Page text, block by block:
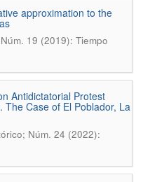
approximation to the
19 (2019): Tiempo
Antidictatorial Protest
The Case of El Poblador, La
Núm. 24 (2022):